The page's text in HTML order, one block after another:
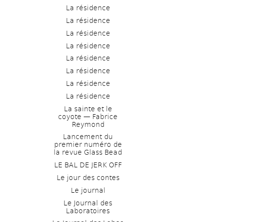
La résidence
La résidence
La résidence
La résidence
La résidence
La résidence
La résidence
La résidence
La sainte et le
coyote — Fabrice
Reymond
Lancement du
premier numéro de
la revue Glass Bead
LE BAL DE JERK OFF
Le jour des contes
Le journal
Le Journal des
Laboratoires